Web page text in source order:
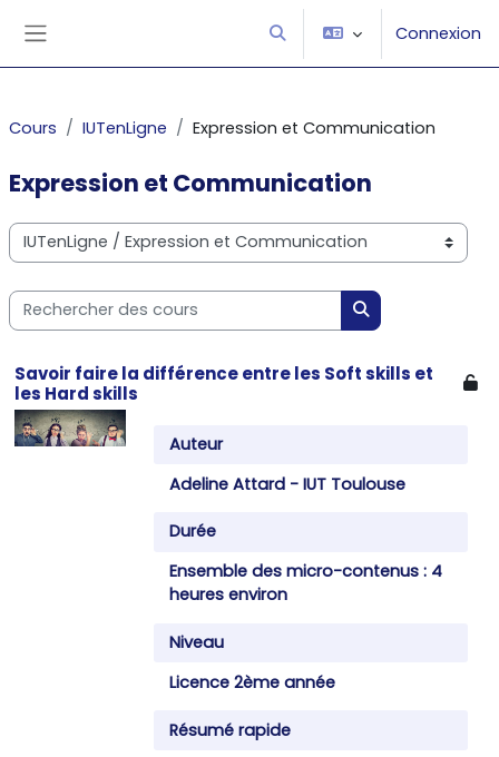
Activer/désactiver la saisie
Connexion
Cours IUTenLigne Expression et Communication
Expression et Communication
Catégories de cours
Rechercher des cours
Rechercher des
Savoir faire la différence entre les Soft skills et
les Hard skills
Auteur
Adeline Attard - IUT Toulouse
Durée
Ensemble des micro-contenus : 4
heures environ
Niveau
Licence 2ème année
Résumé rapide